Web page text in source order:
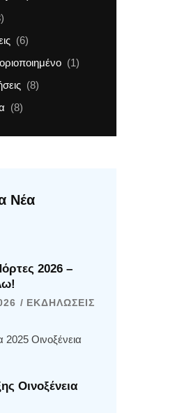
(6)
(1)
(8)
(8)
Νέα
2026 –
ΕΚΔΗΛΏΣΕΙΣ
Οινοξένεια